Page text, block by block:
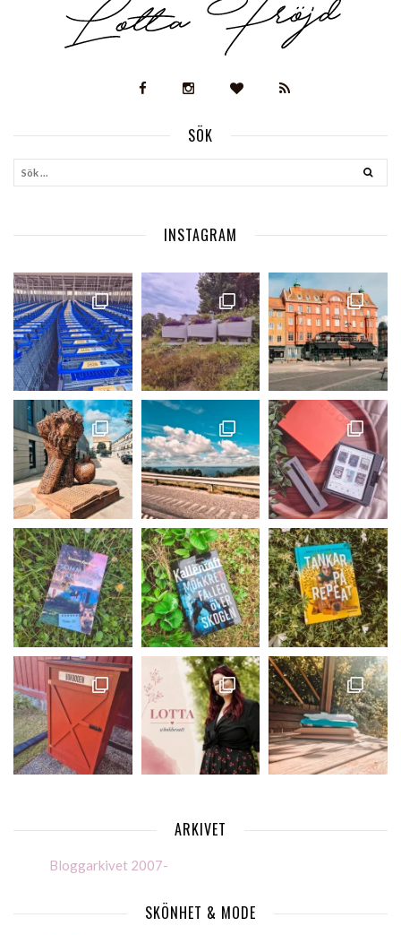
SÖK
INSTAGRAM
ARKIVET
Bloggarkivet 2007-
SKÖNHET & MODE